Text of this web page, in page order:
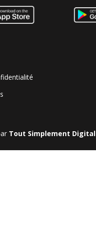
Tout Simplement Digital